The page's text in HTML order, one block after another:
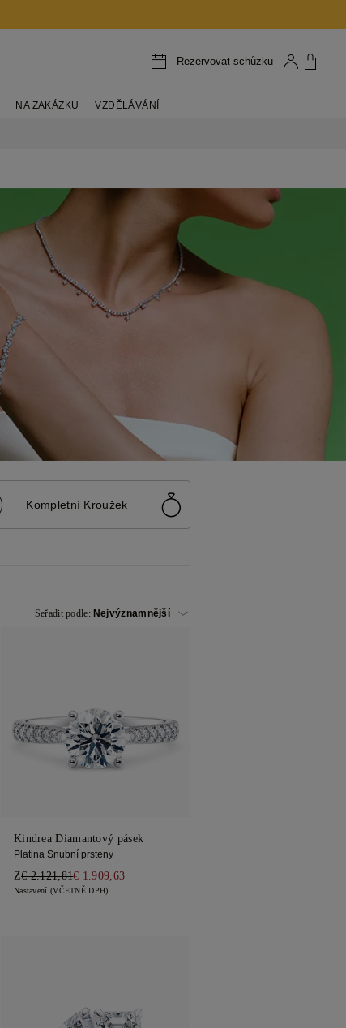
Rezervovat schůzku
NA ZAKÁZKU VZDĚLÁVÁNÍ
Kompletní Kroužek
Seřadit podle:
Kindrea Diamantový pásek
Platina Snubní prsteny
Z€ 2.121,81€ 1.909,63
Nastavení (VČETNĚ DPH)